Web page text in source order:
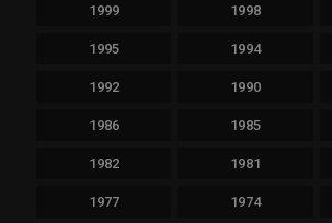
1999 1998
1995 1994
1992 1990
1986 1985
1982 1981
1977 1974